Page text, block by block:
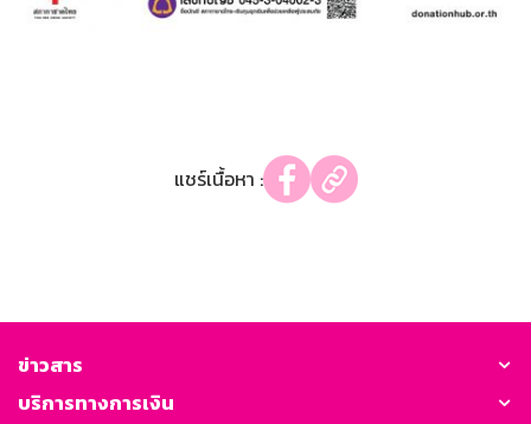
แชร์เนื้อหา :
ข่าวสาร
บริการทางการเงิน